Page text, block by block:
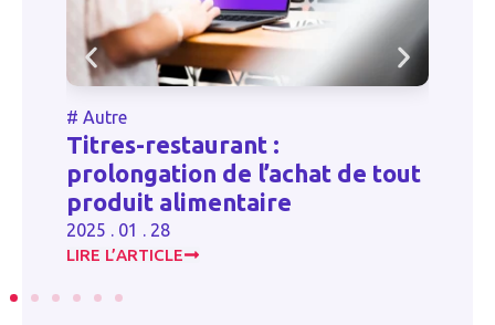
# Autre
Titres-restaurant :
prolongation de l’achat de tout
produit alimentaire
2025 . 01 . 28
LIRE L’ARTICLE